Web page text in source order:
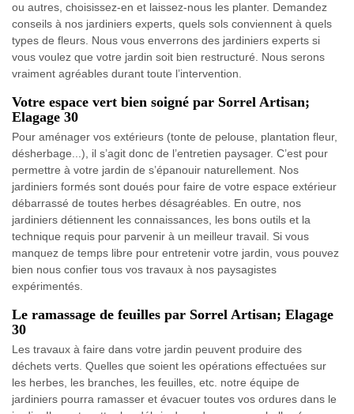
ou autres, choisissez-en et laissez-nous les planter. Demandez
conseils à nos jardiniers experts, quels sols conviennent à quels
types de fleurs. Nous vous enverrons des jardiniers experts si
vous voulez que votre jardin soit bien restructuré. Nous serons
vraiment agréables durant toute l’intervention.
Votre espace vert bien soigné par Sorrel Artisan;
Elagage 30
Pour aménager vos extérieurs (tonte de pelouse, plantation fleur,
désherbage...), il s’agit donc de l’entretien paysager. C’est pour
permettre à votre jardin de s’épanouir naturellement. Nos
jardiniers formés sont doués pour faire de votre espace extérieur
débarrassé de toutes herbes désagréables. En outre, nos
jardiniers détiennent les connaissances, les bons outils et la
technique requis pour parvenir à un meilleur travail. Si vous
manquez de temps libre pour entretenir votre jardin, vous pouvez
bien nous confier tous vos travaux à nos paysagistes
expérimentés.
Le ramassage de feuilles par Sorrel Artisan; Elagage
30
Les travaux à faire dans votre jardin peuvent produire des
déchets verts. Quelles que soient les opérations effectuées sur
les herbes, les branches, les feuilles, etc. notre équipe de
jardiniers pourra ramasser et évacuer toutes vos ordures dans le